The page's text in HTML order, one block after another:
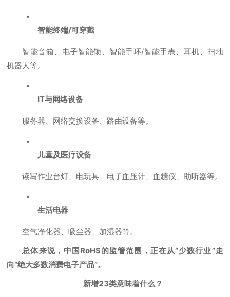
智能终端/可穿戴
智能音箱、电子智能锁、智能手环/智能手表、耳机、扫地
机器人等。
IT与网络设备
服务器、网络交换设备、路由设备等。
儿童及医疗设备
读写作业台灯、电玩具、电子血压计、血糖仪、助听器等。
生活电器
空气净化器、吸尘器、加湿器等。
总体来说，中国RoHS的监管范围，正在从“少数行业”走
向“绝大多数消费电子产品”。
新增23类意味着什么？